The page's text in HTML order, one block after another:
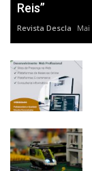
Reis”
Revista Descla Mai